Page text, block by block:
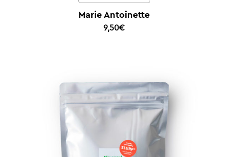
Marie Antoinette
9,50€